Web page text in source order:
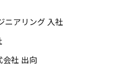
アリング 入社
社 出向